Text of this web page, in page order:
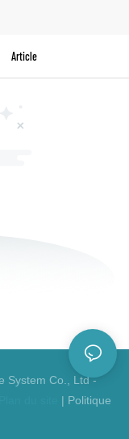
Article
System Co., Ltd -
| Politique